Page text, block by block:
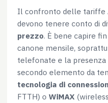
Il confronto delle tariffe
devono tenere conto di
prezzo. È bene capire
canone mensile,
telefonate e la
secondo elemento da
tecnologia di
FTTH) o WiMAX